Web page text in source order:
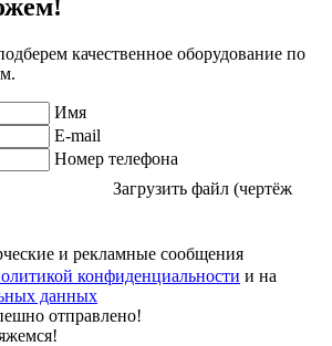
качественное оборудование по
Имя
E-mail
Номер телефона
Загрузить файл (чертёж
и рекламные сообщения
конфиденциальности и на
данных
отправлено!